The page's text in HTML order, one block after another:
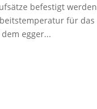
befestigt werden
für das
egger...